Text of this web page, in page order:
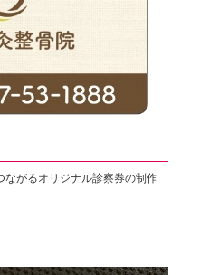
ながるオリジナル診察券の制作